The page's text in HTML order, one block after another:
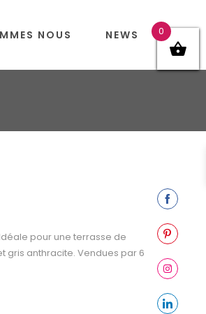
NOUS NEWS
pour une terrasse de
gris anthracite. Vendues par 6
0
on
Facebook
on
Pinterest
on